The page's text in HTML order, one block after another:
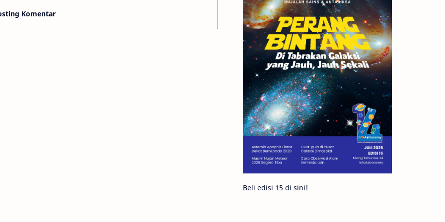
Komentar Matahari Mars
Planet Katai Featured
GMT 2016 History
Hoax Bima Sakti
Meteor Gerhana
Komet ISON Jupiter
Planet Kerdil Bumi
Pengetahuan Berita
Beli edisi 15 di sini!